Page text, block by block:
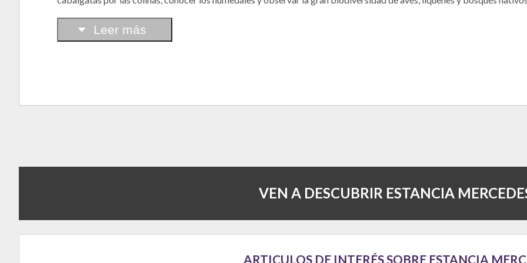
Leer más
VEN A DESCUBRIR ESTANCIA
ARTICULOS DE INTERÉS SOBRE ESTANCIA